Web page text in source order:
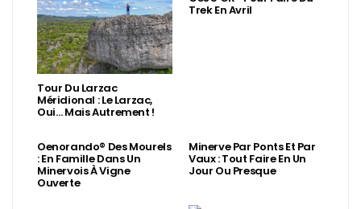
Tour Du Larzac
Méridional : Le Larzac,
Oui… Mais Autrement !
Trek En Avril
Oenorando® Des Mourels
: En Famille Dans Un
Minervois À Vigne
Ouverte
Minerve Par Ponts Et Par
Vaux : Tout Faire En Un
Jour Ou Presque